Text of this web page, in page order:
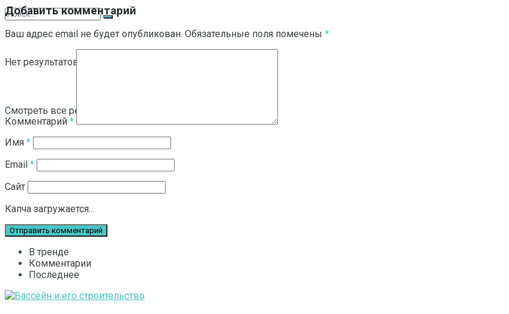
Нет результатов
Смотреть все результаты
Добавить комментарий
Ваш адрес email не будет опубликован. Обязательные поля помечены *
Комментарий *
Имя *
Email *
Сайт
Капча загружается...
В тренде
Комментарии
Последнее